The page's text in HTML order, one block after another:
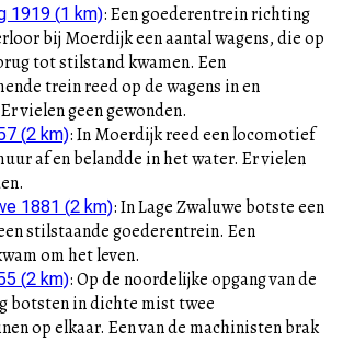
1919 (1 km):Een goederentrein richting
bij Moerdijk een aantal wagens, die op
tot stilstand kwamen. Een
trein reed op de wagens in en
vielen geen gewonden.
(2 km):In Moerdijk reed een locomotief
af en belandde in het water. Er vielen
1881 (2 km):In Lage Zwaluwe botste een
stilstaande goederentrein. Een
om het leven.
(2 km):Op de noordelijke opgang van de
botsten in dichte mist twee
op elkaar. Een van de machinisten brak